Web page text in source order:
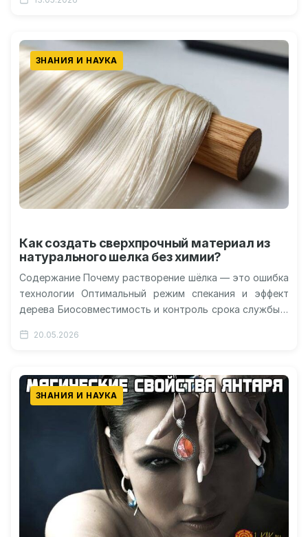
ЗНАНИЯ И НАУКА
Как создать сверхпрочный материал из
натурального шелка без химии?
Содержание Почему растворение шёлка — это ошибка
технологии Оптимальный режим спекания и эффект
дерева Биосовместимость и контроль срока службы в
20.05.2026
ЗНАНИЯ И НАУКА